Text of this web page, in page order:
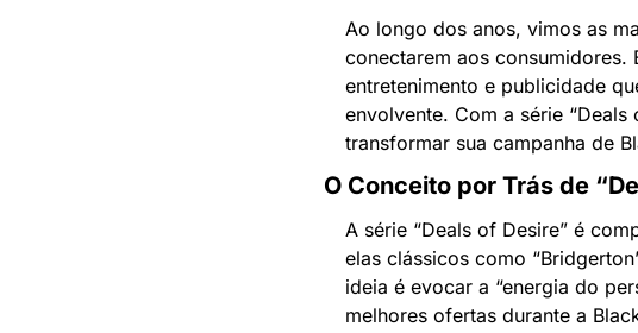
Ao longo dos anos, vimos as
conectarem aos consumidores.
entretenimento e publicidade
envolvente. Com a série
transformar sua campanha de
O Conceito por Trás de
A série “Deals of Desire” é
elas clássicos como
ideia é evocar a “energia do
melhores ofertas durante a